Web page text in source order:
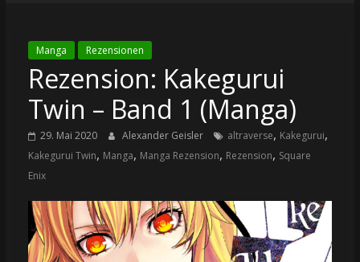
Manga Rezensionen
Rezension: Kakegurui
Twin – Band 1 (Manga)
29. Mai 2020 Alexander Geisler altraverse, Kakegurui,
Kakegurui Twin, Manga, Manga Rezension, Rezension, Square
Enix